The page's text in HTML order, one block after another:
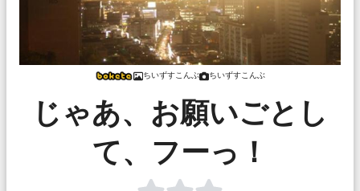
ちいずすこんぶ ちいずすこんぶ
じゃあ、お願いごとし
て、フーっ！